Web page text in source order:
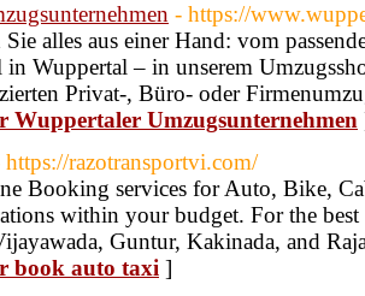
- https://
alles aus einer Hand: vom
in Wuppertal – in unserem
Privat-, Büro- oder
Wuppertaler Umzugsunternehmen
https://razotransportvi.com/
Booking services for Auto, Bike,
within your budget. For the
Guntur, Kakinada, and
book auto taxi ]